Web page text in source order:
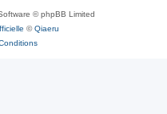
© phpBB Limited
©Qiaeru